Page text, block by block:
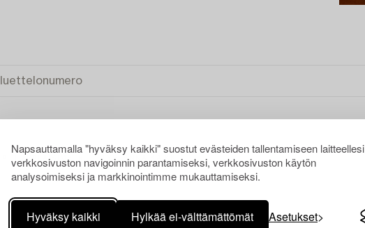
Napsauttamalla "hyväksy kaikki" suostut evästeiden tallentamiseen laitteellesi
verkkosivuston navigoinnin parantamiseksi, verkkosivuston käytön
analysoimiseksi ja markkinointimme mukauttamiseksi.
Hyväksy kaikki Hylkää ei-välttämättömät Asetukset
LATTIAVALAISIMET TYHJENNÄ KAIKKI